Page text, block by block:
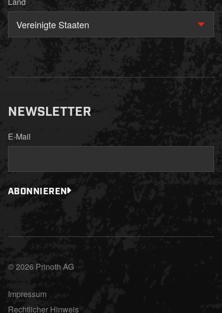
Vereinigte Staaten
NEWSLETTER
E-Mail
ABONNIEREN
© 2026 Prinoth AG
Impressum
Rechtlicher Hinweis